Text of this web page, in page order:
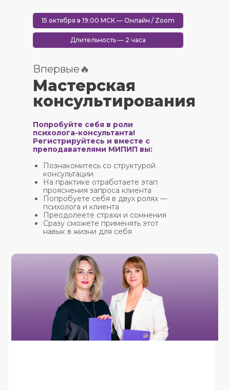
Мастерская
консультирования
Попробуйте себя в роли
психолога-консультанта!
Регистрируйтесь и вместе с
преподавателями МИПИП вы:
Познакомитесь со структурой
консультации
На практике отработаете этап
прояснения запроса клиента
Попробуете себя в двух ролях —
психолога и клиента
Преодолеете страхи и сомнения
Сразу сможете применять этот
навык в жизни для себя
Впервые🔥
15 октября в 19:00 МСК — Онлайн / Zoom
Длительность — 2 часа